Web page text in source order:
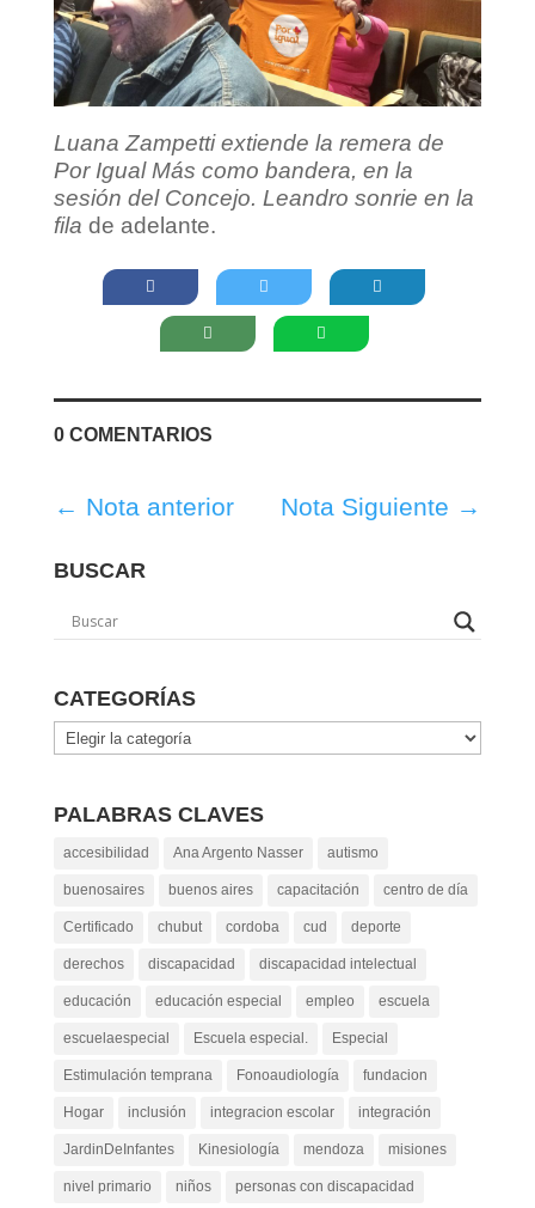
Luana Zampetti extiende la remera de
Por Igual Más como bandera, en la
sesión del Concejo. Leandro sonrie en la
fila de adelante.
0 COMENTARIOS
← Nota anterior Nota Siguiente →
BUSCAR
CATEGORÍAS
Categorías
PALABRAS CLAVES
accesibilidad Ana Argento Nasser autismo
buenosaires buenos aires capacitación centro de día
Certificado chubut cordoba cud deporte
derechos discapacidad discapacidad intelectual
educación educación especial empleo escuela
escuelaespecial Escuela especial. Especial
Estimulación temprana Fonoaudiología fundacion
Hogar inclusión integracion escolar integración
JardinDeInfantes Kinesiología mendoza misiones
nivel primario niños personas con discapacidad